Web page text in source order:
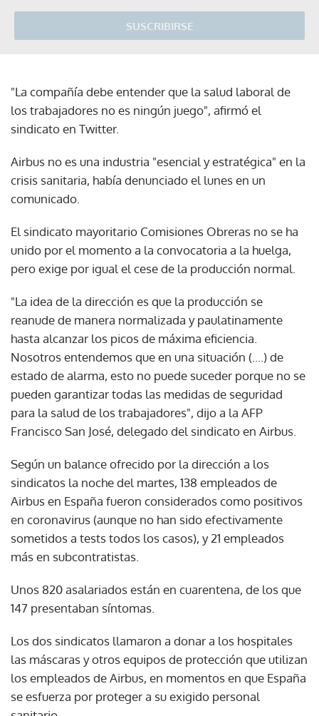
SUSCRIBIRSE
"La compañía debe entender que la salud laboral de
los trabajadores no es ningún juego", afirmó el
sindicato en Twitter.
Airbus no es una industria "esencial y estratégica" en la
crisis sanitaria, había denunciado el lunes en un
comunicado.
El sindicato mayoritario Comisiones Obreras no se ha
unido por el momento a la convocatoria a la huelga,
pero exige por igual el cese de la producción normal.
"La idea de la dirección es que la producción se
reanude de manera normalizada y paulatinamente
hasta alcanzar los picos de máxima eficiencia.
Nosotros entendemos que en una situación (....) de
estado de alarma, esto no puede suceder porque no se
pueden garantizar todas las medidas de seguridad
para la salud de los trabajadores", dijo a la AFP
Francisco San José, delegado del sindicato en Airbus.
Según un balance ofrecido por la dirección a los
sindicatos la noche del martes, 138 empleados de
Airbus en España fueron considerados como positivos
en coronavirus (aunque no han sido efectivamente
sometidos a tests todos los casos), y 21 empleados
más en subcontratistas.
Unos 820 asalariados están en cuarentena, de los que
147 presentaban síntomas.
Los dos sindicatos llamaron a donar a los hospitales
las máscaras y otros equipos de protección que utilizan
los empleados de Airbus, en momentos en que España
se esfuerza por proteger a su exigido personal